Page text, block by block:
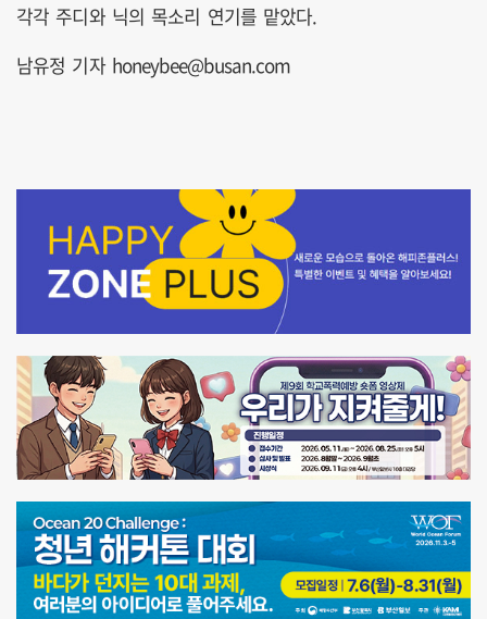
각각 주디와 닉의 목소리 연기를 맡았다.
남유정 기자 honeybee@busan.com